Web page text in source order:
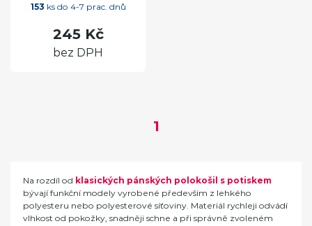
153 ks do 4-7 prac. dnů
245 Kč
bez DPH
1
Na rozdíl od klasických pánských polokošil s potiskem
bývají funkční modely vyrobené především z lehkého
polyesteru nebo polyesterové síťoviny. Materiál rychleji odvádí
vlhkost od pokožky, snadněji schne a při správně zvoleném